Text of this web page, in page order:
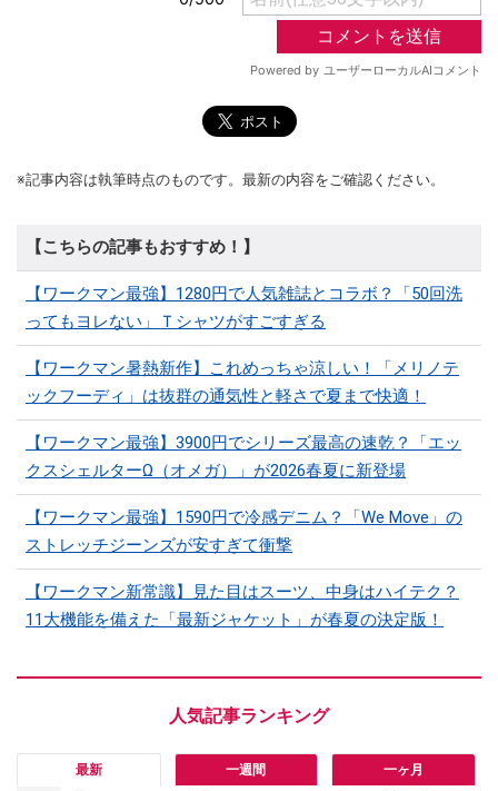
※記事内容は執筆時点のものです。最新の内容をご確認ください。
【こちらの記事もおすすめ！】
【ワークマン最強】1280円で人気雑誌とコラボ？「50回洗
ってもヨレない」Ｔシャツがすごすぎる
【ワークマン暑熱新作】これめっちゃ涼しい！「メリノテ
ックフーディ」は抜群の通気性と軽さで夏まで快適！
【ワークマン最強】3900円でシリーズ最高の速乾？「エッ
クスシェルターΩ（オメガ）」が2026春夏に新登場
【ワークマン最強】1590円で冷感デニム？「We Move」の
ストレッチジーンズが安すぎて衝撃
【ワークマン新常識】見た目はスーツ、中身はハイテク？
11大機能を備えた「最新ジャケット」が春夏の決定版！
最新 一週間 一ヶ月